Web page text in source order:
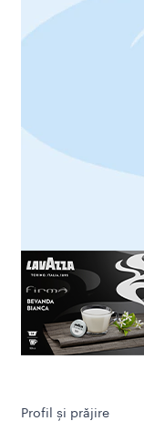
Profil și prăjire